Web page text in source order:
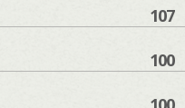
107
100